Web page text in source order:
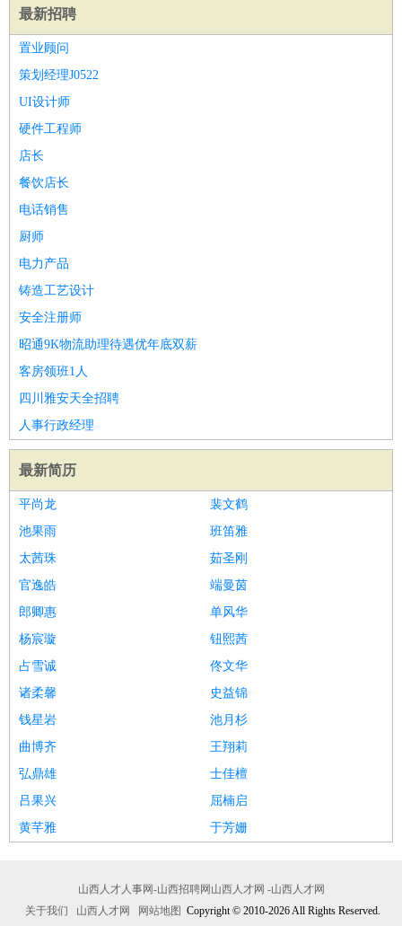
最新招聘
置业顾问
策划经理J0522
UI设计师
硬件工程师
店长
餐饮店长
电话销售
厨师
电力产品
铸造工艺设计
安全注册师
昭通9K物流助理待遇优年底双薪
客房领班1人
四川雅安天全招聘
人事行政经理
最新简历
平尚龙
裴文鹤
池果雨
班笛雅
太茜珠
茹圣刚
官逸皓
端曼茵
郎卿惠
单风华
杨宸璇
钮熙茜
占雪诚
佟文华
诸柔馨
史益锦
钱星岩
池月杉
曲博齐
王翔莉
弘鼎雄
士佳檀
吕果兴
屈楠启
黄芊雅
于芳姗
山西人才人事网-山西招聘网山西人才网 -山西人才网
关于我们
山西人才网 网站地图 Copyright © 2010-2026 All Rights Reserved.